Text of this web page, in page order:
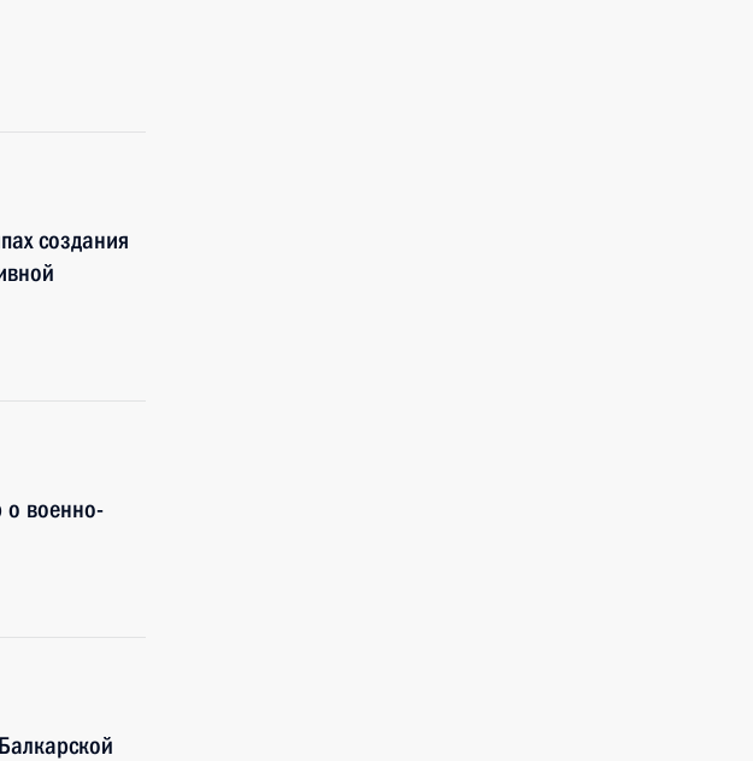
создания
о военно-